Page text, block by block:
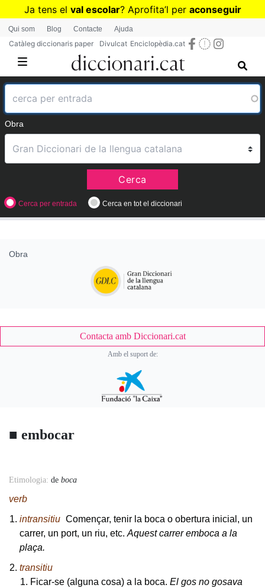
Vés
contingut
Ja tens el val escolar? Aprofita’l per aconseguir
diccionaris per a Primària o Secundària
Qui som Blog Contacte Ajuda
Catàleg diccionaris paper Divulcat Enciclopèdia.cat
Obra
Cerca
Cerca per entrada Cerca en tot el diccionari
■ embocar
Accessory
Etimologia: de boca
Body
verb
intransitiu Començar, tenir la boca o obertura inicial, un
carrer, un port, un riu, etc. Aquest carrer emboca a la
plaça.
transitiu
Ficar-se (alguna cosa) a la boca. El gos no gosava
Obra
Contacta amb Diccionari.cat
Amb el suport de: